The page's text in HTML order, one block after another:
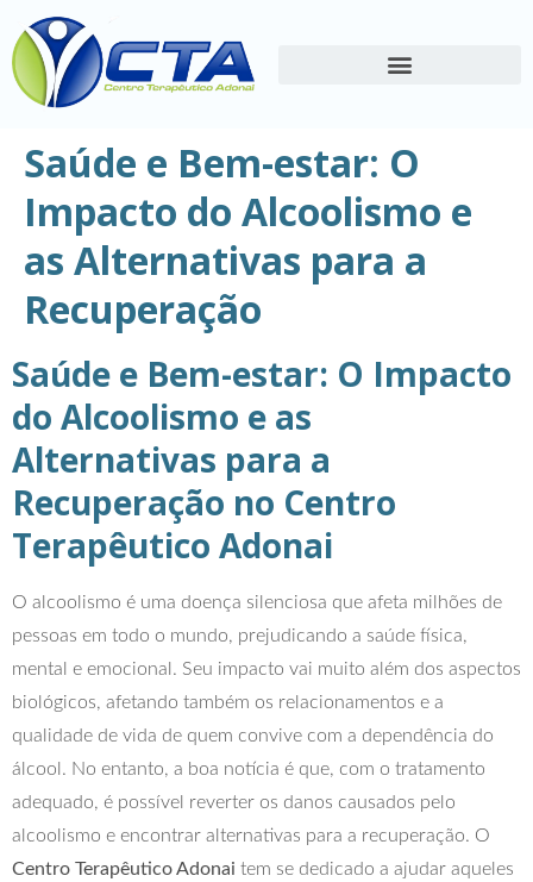
Saúde e Bem-estar: O
Impacto do Alcoolismo e
as Alternativas para a
Recuperação
Saúde e Bem-estar: O Impacto
do Alcoolismo e as
Alternativas para a
Recuperação no Centro
Terapêutico Adonai
O alcoolismo é uma doença silenciosa que afeta milhões de
pessoas em todo o mundo, prejudicando a saúde física,
mental e emocional. Seu impacto vai muito além dos aspectos
biológicos, afetando também os relacionamentos e a
qualidade de vida de quem convive com a dependência do
álcool. No entanto, a boa notícia é que, com o tratamento
adequado, é possível reverter os danos causados pelo
alcoolismo e encontrar alternativas para a recuperação. O
Centro Terapêutico Adonai tem se dedicado a ajudar aqueles